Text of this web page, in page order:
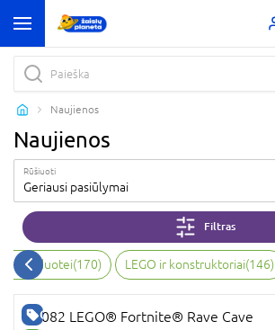
Naujienos
Naujienos
Rūšiuoti
Geriausi pasiūlymai
Filtras
vaizduotei(170) LEGO ir konstruktoriai(146)
GERA KAINA
77082 LEGO® Fortnite® Rave Cave